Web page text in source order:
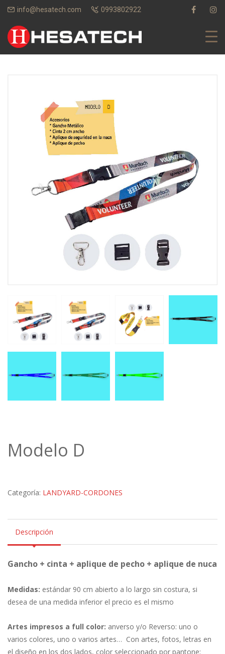
info@hesatech.com 0993802922
Modelo D
Categoría: LANDYARD-CORDONES
Descripción
Gancho + cinta + aplique de pecho + aplique de nuca
Medidas: estándar 90 cm abierto a lo largo sin costura, si
desea de una medida inferior el precio es el mismo
Artes impresos a full color: anverso y/o Reverso: uno o
varios colores, uno o varios artes… Con artes, fotos, letras en
el diseño en los dos lados, color seleccionado por pantone: